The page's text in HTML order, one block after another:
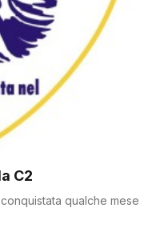
C2
qualche mese